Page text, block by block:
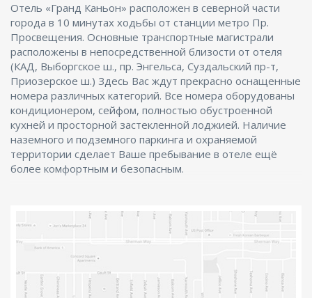
Отель «Гранд Каньон» расположен в северной части
города в 10 минутах ходьбы от станции метро Пр.
Просвещения. Основные транспортные магистрали
расположены в непосредственной близости от отеля
(КАД, Выборгское ш., пр. Энгельса, Суздальский пр-т,
Приозерское ш.) Здесь Вас ждут прекрасно оснащенные
номера различных категорий. Все номера оборудованы
кондиционером, сейфом, полностью обустроенной
кухней и просторной застекленной лоджией. Наличие
наземного и подземного паркинга и охраняемой
территории сделает Ваше пребывание в отеле ещё
более комфортным и безопасным.